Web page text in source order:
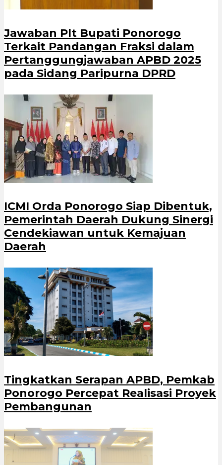
Jawaban Plt Bupati Ponorogo
Terkait Pandangan Fraksi dalam
Pertanggungjawaban APBD 2025
pada Sidang Paripurna DPRD
ICMI Orda Ponorogo Siap Dibentuk,
Pemerintah Daerah Dukung Sinergi
Cendekiawan untuk Kemajuan
Daerah
Tingkatkan Serapan APBD, Pemkab
Ponorogo Percepat Realisasi Proyek
Pembangunan